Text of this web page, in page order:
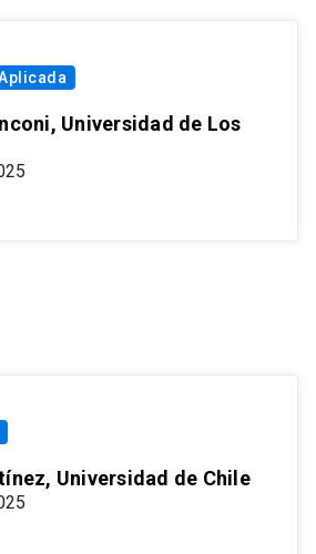
Universidad de Los
Universidad de Chile